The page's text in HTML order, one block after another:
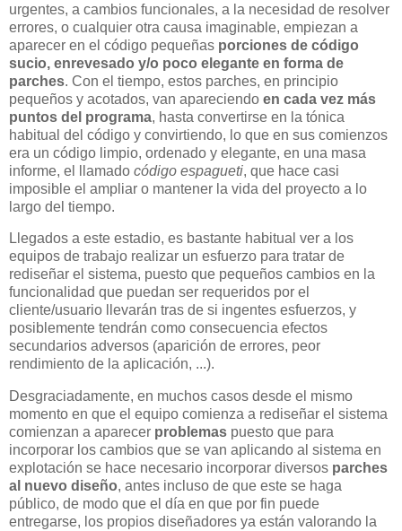
urgentes, a cambios funcionales, a la necesidad de resolver
errores, o cualquier otra causa imaginable, empiezan a
aparecer en el código pequeñas porciones de código
sucio, enrevesado y/o poco elegante en forma de
parches. Con el tiempo, estos parches, en principio
pequeños y acotados, van apareciendo en cada vez más
puntos del programa, hasta convertirse en la tónica
habitual del código y convirtiendo, lo que en sus comienzos
era un código limpio, ordenado y elegante, en una masa
informe, el llamado código espagueti, que hace casi
imposible el ampliar o mantener la vida del proyecto a lo
largo del tiempo.
Llegados a este estadio, es bastante habitual ver a los
equipos de trabajo realizar un esfuerzo para tratar de
rediseñar el sistema, puesto que pequeños cambios en la
funcionalidad que puedan ser requeridos por el
cliente/usuario llevarán tras de si ingentes esfuerzos, y
posiblemente tendrán como consecuencia efectos
secundarios adversos (aparición de errores, peor
rendimiento de la aplicación, ...).
Desgraciadamente, en muchos casos desde el mismo
momento en que el equipo comienza a rediseñar el sistema
comienzan a aparecer problemas puesto que para
incorporar los cambios que se van aplicando al sistema en
explotación se hace necesario incorporar diversos parches
al nuevo diseño, antes incluso de que este se haga
público, de modo que el día en que por fin puede
entregarse, los propios diseñadores ya están valorando la